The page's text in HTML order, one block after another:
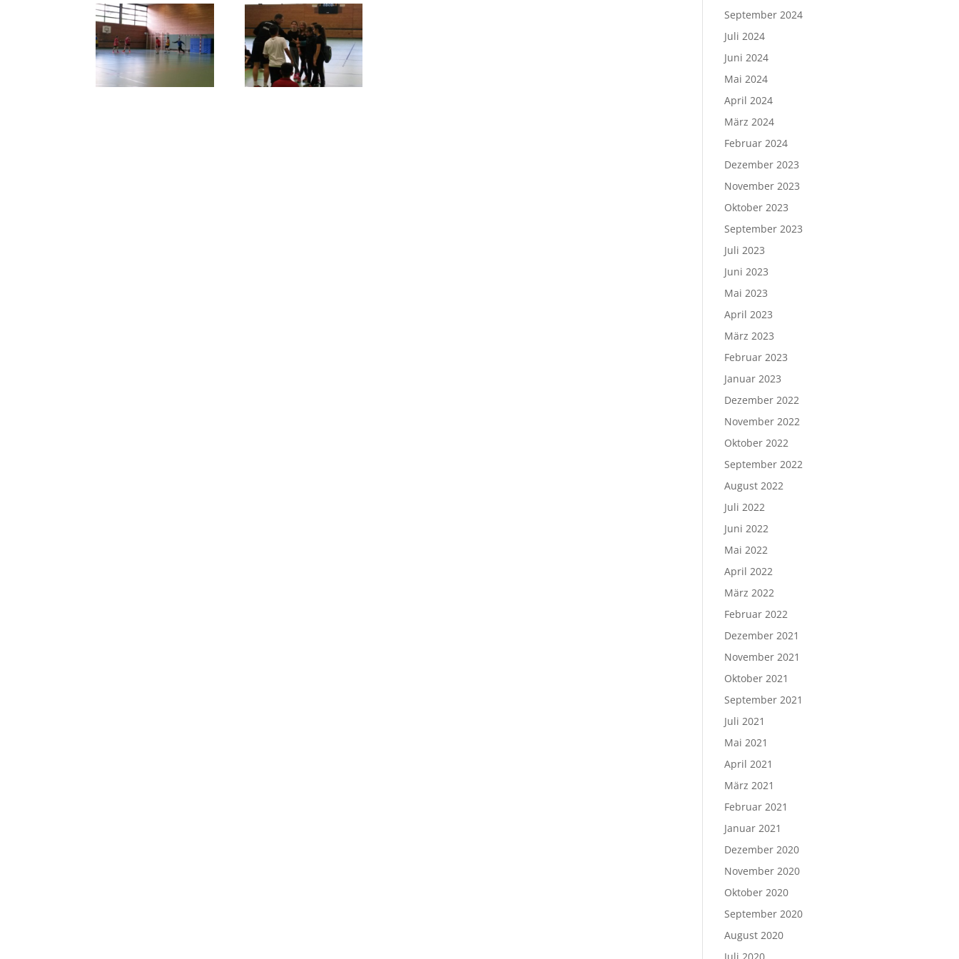
September 2024
Juli 2024
Juni 2024
Mai 2024
April 2024
März 2024
Februar 2024
Dezember 2023
November 2023
Oktober 2023
September 2023
Juli 2023
Juni 2023
Mai 2023
April 2023
März 2023
Februar 2023
Januar 2023
Dezember 2022
November 2022
Oktober 2022
September 2022
August 2022
Juli 2022
Juni 2022
Mai 2022
April 2022
März 2022
Februar 2022
Dezember 2021
November 2021
Oktober 2021
September 2021
Juli 2021
Mai 2021
April 2021
März 2021
Februar 2021
Januar 2021
Dezember 2020
November 2020
Oktober 2020
September 2020
August 2020